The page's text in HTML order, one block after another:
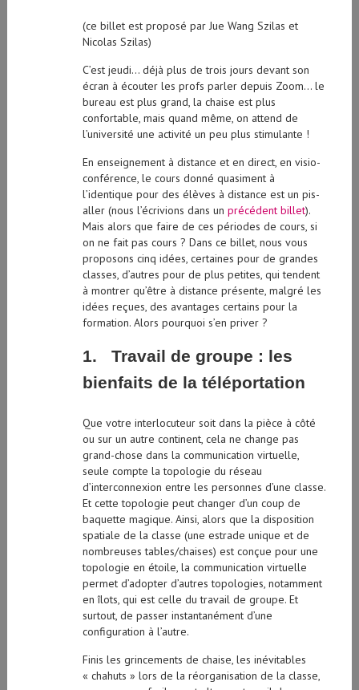
(ce billet est proposé par Jue Wang Szilas et
Nicolas Szilas)
C’est jeudi… déjà plus de trois jours devant son
écran à écouter les profs parler depuis Zoom… le
bureau est plus grand, la chaise est plus
confortable, mais quand même, on attend de
l’université une activité un peu plus stimulante !
En enseignement à distance et en direct, en visio-
conférence, le cours donné quasiment à
l’identique pour des élèves à distance est un pis-
aller (nous l’écrivions dans un précédent billet).
Mais alors que faire de ces périodes de cours, si
on ne fait pas cours ? Dans ce billet, nous vous
proposons cinq idées, certaines pour de grandes
classes, d’autres pour de plus petites, qui tendent
à montrer qu’être à distance présente, malgré les
idées reçues, des avantages certains pour la
formation. Alors pourquoi s’en priver ?
1. Travail de groupe : les
bienfaits de la téléportation
Que votre interlocuteur soit dans la pièce à côté
ou sur un autre continent, cela ne change pas
grand-chose dans la communication virtuelle,
seule compte la topologie du réseau
d’interconnexion entre les personnes d’une classe.
Et cette topologie peut changer d’un coup de
baquette magique. Ainsi, alors que la disposition
spatiale de la classe (une estrade unique et de
nombreuses tables/chaises) est conçue pour une
topologie en étoile, la communication virtuelle
permet d’adopter d’autres topologies, notamment
en îlots, qui est celle du travail de groupe. Et
surtout, de passer instantanément d’une
configuration à l’autre.
Finis les grincements de chaise, les inévitables
« chahuts » lors de la réorganisation de la classe,